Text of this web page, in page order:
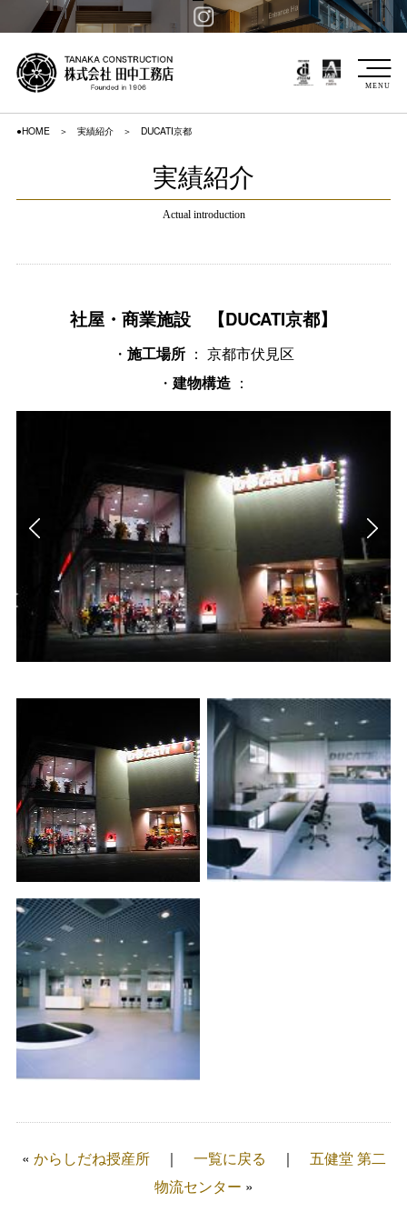
MENU
●HOME 実績紹介 DUCATI京都
実績紹介
Actual introduction
社屋・商業施設 【DUCATI京都】
・ 施工場所 ： 京都市伏見区
・ 建物構造 ：
« からしだね授産所 一覧に戻る
五健堂 第二
物流センター »